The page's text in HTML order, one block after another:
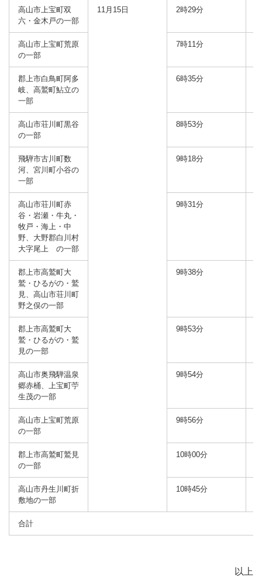
高山市上宝町双
六・金木戸の一部
11月15日 2時29分
高山市上宝町荒原
の一部
7時11分
郡上市白鳥町阿多
岐、高鷲町鮎立の
一部
6時35分
高山市荘川町黒谷
の一部
8時53分
飛騨市古川町数
河、宮川町小谷の
一部
9時18分
高山市荘川町赤
谷・岩瀬・牛丸・
牧戸・海上・中
野、大野郡白川村
大字尾上 の一部
9時31分
郡上市高鷲町大
鷲・ひるがの・鷲
見、高山市荘川町
野之俣の一部
9時38分
郡上市高鷲町大
鷲・ひるがの・鷲
見の一部
9時53分
高山市奥飛騨温泉
郷赤桶、上宝町苧
生茂の一部
9時54分
高山市上宝町荒原
の一部
9時56分
郡上市高鷲町鷲見
の一部
10時00分
高山市丹生川町折
敷地の一部
10時45分
合計
以上